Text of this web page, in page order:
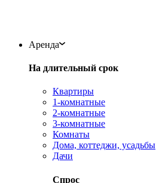
Аренда
На длительный срок
Квартиры
1-комнатные
2-комнатные
3-комнатные
Комнаты
Дома, коттеджи, усадьбы
Дачи
Спрос